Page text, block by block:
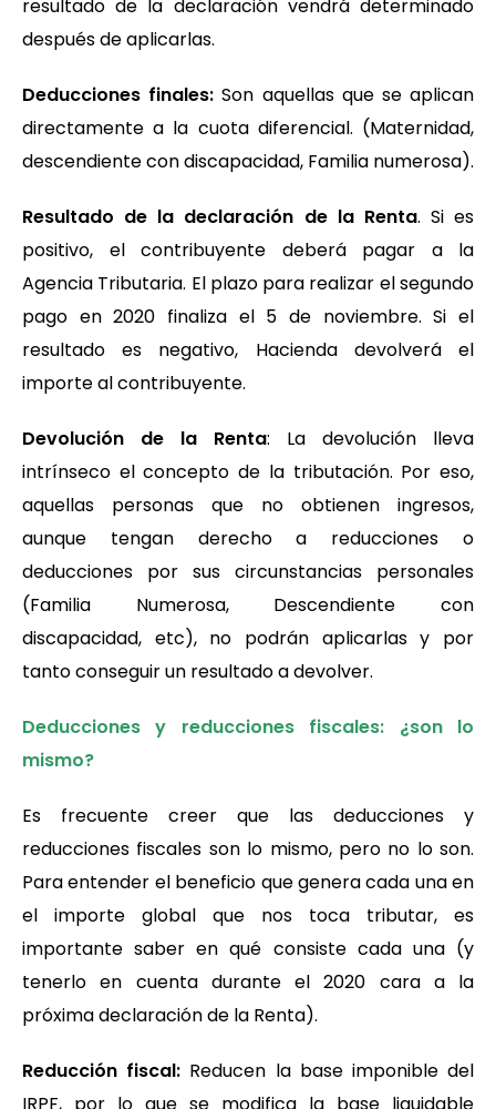
resultado de la declaración vendrá determinado
después de aplicarlas.
Deducciones finales: Son aquellas que se aplican
directamente a la cuota diferencial. (Maternidad,
descendiente con discapacidad, Familia numerosa).
Resultado de la declaración de la Renta. Si es
positivo, el contribuyente deberá pagar a la
Agencia Tributaria. El plazo para realizar el segundo
pago en 2020 finaliza el 5 de noviembre. Si el
resultado es negativo, Hacienda devolverá el
importe al contribuyente.
Devolución de la Renta: La devolución lleva
intrínseco el concepto de la tributación. Por eso,
aquellas personas que no obtienen ingresos,
aunque tengan derecho a reducciones o
deducciones por sus circunstancias personales
(Familia Numerosa, Descendiente con
discapacidad, etc), no podrán aplicarlas y por
tanto conseguir un resultado a devolver.
Deducciones y reducciones fiscales: ¿son lo
mismo?
Es frecuente creer que las deducciones y
reducciones fiscales son lo mismo, pero no lo son.
Para entender el beneficio que genera cada una en
el importe global que nos toca tributar, es
importante saber en qué consiste cada una (y
tenerlo en cuenta durante el 2020 cara a la
próxima declaración de la Renta).
Reducción fiscal: Reducen la base imponible del